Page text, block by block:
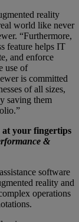
reality
world like never
“Furthermore,
feature helps IT
and enforce
use of
is committed
of all sizes,
saving them
at your fingertips
&
software
reality and
operations